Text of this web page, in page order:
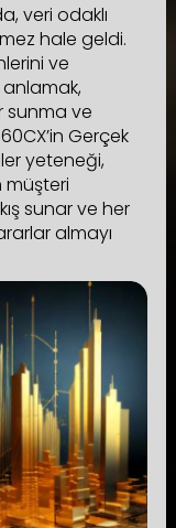
veri odaklı
hale geldi.
ve
anlamak,
sunma ve
Gerçek
yeteneği,
müşteri
sunar ve her
almayı